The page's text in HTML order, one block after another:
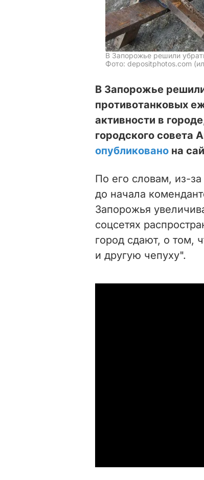
В Запорожье решили
Фото: depositphotos.com
В Запорожье
противотанковых
активности в
городского совета
опубликовано на
По его словам, из-
до начала
Запорожья
соцсетях
город сдают, о том,
и другую чепуху".